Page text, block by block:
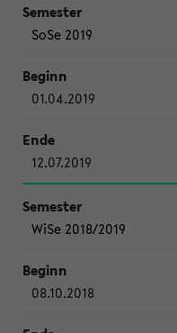
SoSe 2019
01.04.2019
12.07.2019
WiSe 2018/2019
08.10.2018